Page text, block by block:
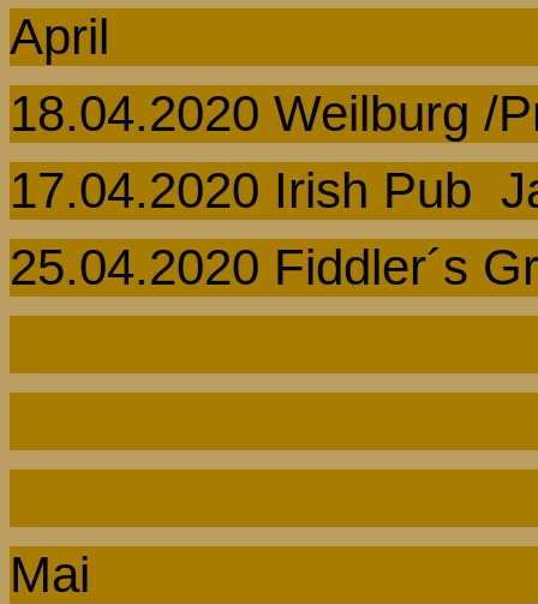
April
18.04.2020 Weilburg /
17.04.2020 Irish Pub
25.04.2020 Fiddler´s
Mai